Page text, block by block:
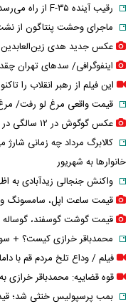
رقیب آینده F-۳۵ از راه می‌رسد؛ جنگنده نسل ششمی چه مشخصاتی دارد؟
ماجرای وحشت پنتاگون از
عکس جدید هدی زین‌العابدین
اینفوگرافی/ سدهای تهران
این فیلم از رهبر انقلاب را
قیمت واقعی مرغ لو رفت/ مرغ
عکس گوگوش در ۱۲ سالگی در کنار پدرش صابر آتشین
کالابرگ مرداد چه زمانی شارژ
خانوارها به شهریور
واکنش جنجالی زیدآبادی به
قیمت ساعت اپل، سامسونگ
قیمت گوشت گوسفند، گوساله
محمدباقر خرازی کیست؟ +
فیلم / وداع تلخ مردم قم با
قوه قضاییه: محمدباقر خرازی
بمب پرسپولیس خنثی شد؛ قید